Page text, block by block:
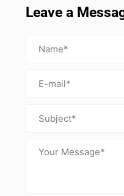
Leave a